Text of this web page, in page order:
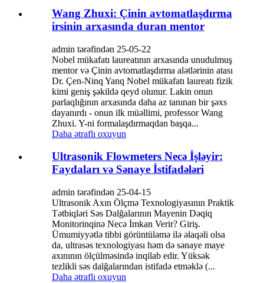
Wang Zhuxi: Çinin avtomatlaşdırma
irsinin arxasında duran mentor
admin tərəfindən 25-05-22
Nobel mükafatı laureatının arxasında unudulmuş
mentor və Çinin avtomatlaşdırma alətlərinin atası
Dr. Çen-Ninq Yanq Nobel mükafatı laureatı fizik
kimi geniş şəkildə qeyd olunur. Lakin onun
parlaqlığının arxasında daha az tanınan bir şəxs
dayanırdı - onun ilk müəllimi, professor Wang
Zhuxi. Y-ni formalaşdırmaqdan başqa...
Daha ətraflı oxuyun
Ultrasonik Flowmeters Necə İşləyir:
Faydaları və Sənaye İstifadələri
admin tərəfindən 25-04-15
Ultrasonik Axın Ölçmə Texnologiyasının Praktik
Tətbiqləri Səs Dalğalarının Mayenin Dəqiq
Monitorinqinə Necə İmkan Verir? Giriş.
Ümumiyyətlə tibbi görüntüləmə ilə əlaqəli olsa
da, ultrasəs texnologiyası həm də sənaye maye
axınının ölçülməsində inqilab edir. Yüksək
tezlikli səs dalğalarından istifadə etməklə (...
Daha ətraflı oxuyun